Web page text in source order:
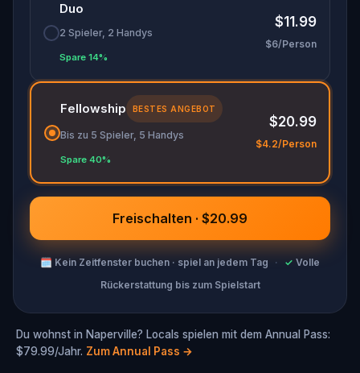
accomplishments.
🧙Participate in the costume contest by
Make sure you have your phone charged and
your walking shoes on!
Tick-tock, time to escape!
Duo
2 Spieler, 2 Handys
Spare 14%
$11.99
$6/Person
Fellowship BESTES ANGEBOT
Bis zu 5 Spieler, 5 Handys
Spare 40%
$20.99
$4.2/Person
Freischalten · $20.99
🗓 Kein Zeitfenster buchen · spiel an jedem Tag · ✓ Volle
Rückerstattung bis zum Spielstart
Du wohnst in Naperville? Locals spielen mit dem Annual Pass:
$79.99/Jahr. Zum Annual Pass →